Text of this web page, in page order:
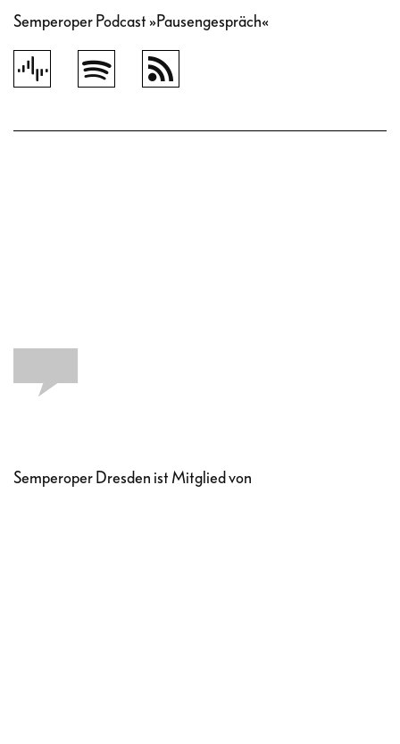
Semperoper Podcast »Pausengespräch«
Semperoper Dresden ist Mitglied von